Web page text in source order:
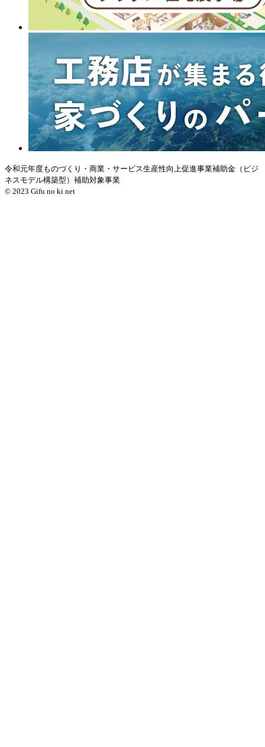
令和元年度ものづくり・商業・サービス生産性向上促進事業補助金（ビジ
ネスモデル構築型）補助対象事業
© 2023 Gifu no ki net